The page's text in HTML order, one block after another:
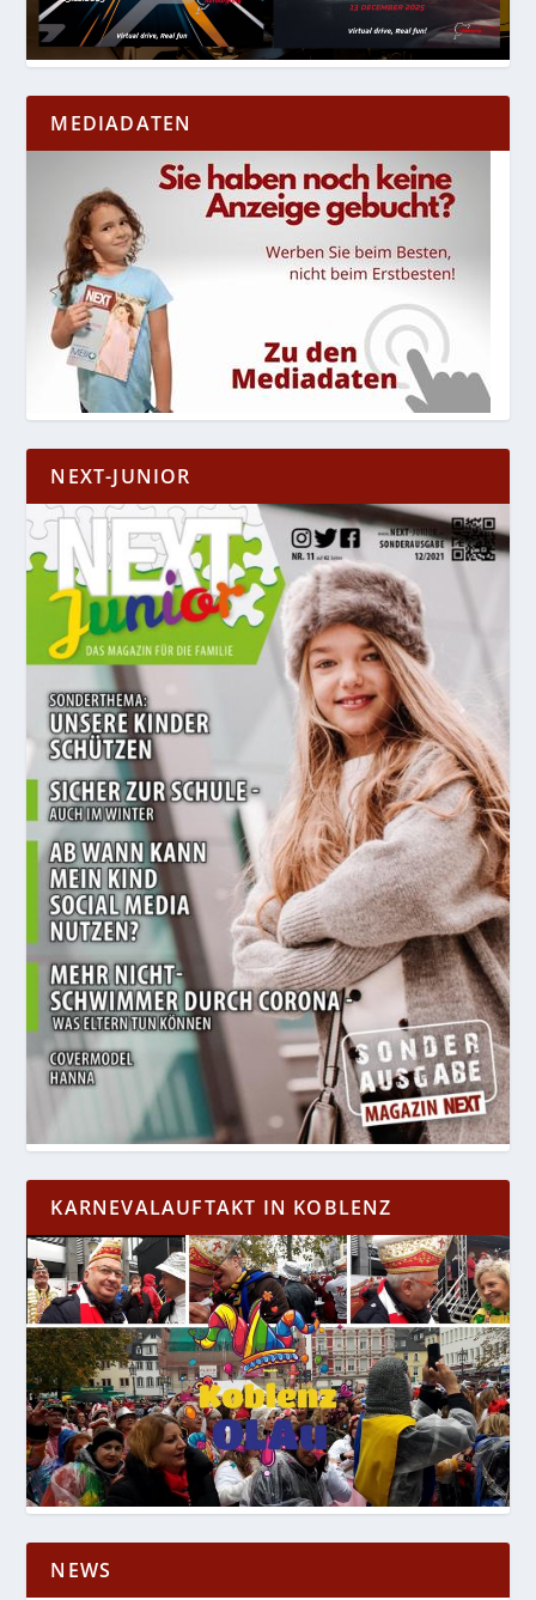
MEDIADATEN
NEXT-JUNIOR
KARNEVALAUFTAKT IN KOBLENZ
NEWS